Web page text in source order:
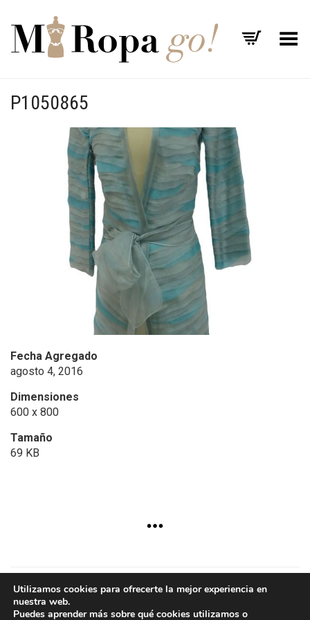
Menú
P1050865
Fecha Agregado
agosto 4, 2016
Dimensiones
600 x 800
Tamaño
69 KB
Copyright © 2024 - Aurum
Utilizamos cookies para ofrecerte la mejor experiencia en
nuestra web.
Puedes aprender más sobre qué cookies utilizamos o